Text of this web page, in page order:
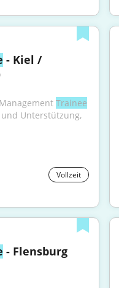
- Kiel /
Trainee
Unterstützung,
Vollzeit
- Flensburg